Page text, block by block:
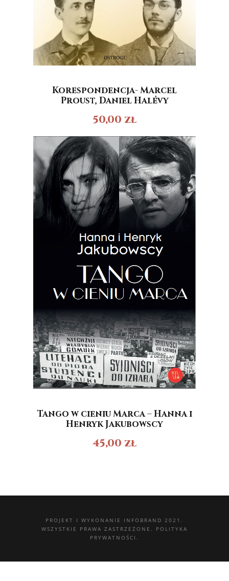
Korespondencja- Marcel
Proust, Daniel Halévy
50,00 zł
Tango w cieniu Marca – Hanna i
Henryk Jakubowscy
45,00 zł
PROJEKT I WYKONANIE INFOBRAND 2021.
WSZYSTKIE PRAWA ZASTRZEŻONE. POLITYKA
PRYWATNOŚCI.